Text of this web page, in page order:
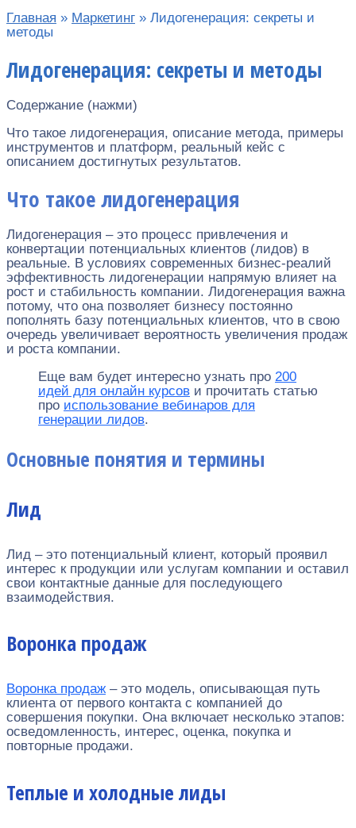
Главная » Маркетинг » Лидогенерация: секреты и
методы
Лидогенерация: секреты и методы
Содержание (нажми)
Что такое лидогенерация, описание метода, примеры
инструментов и платформ, реальный кейс с
описанием достигнутых результатов.
Что такое лидогенерация
Лидогенерация – это процесс привлечения и
конвертации потенциальных клиентов (лидов) в
реальные. В условиях современных бизнес-реалий
эффективность лидогенерации напрямую влияет на
рост и стабильность компании. Лидогенерация важна
потому, что она позволяет бизнесу постоянно
пополнять базу потенциальных клиентов, что в свою
очередь увеличивает вероятность увеличения продаж
и роста компании.
Еще вам будет интересно узнать про 200
идей для онлайн курсов и прочитать статью
про использование вебинаров для
генерации лидов.
Основные понятия и термины
Лид
Лид – это потенциальный клиент, который проявил
интерес к продукции или услугам компании и оставил
свои контактные данные для последующего
взаимодействия.
Воронка продаж
Воронка продаж – это модель, описывающая путь
клиента от первого контакта с компанией до
совершения покупки. Она включает несколько этапов:
осведомленность, интерес, оценка, покупка и
повторные продажи.
Теплые и холодные лиды